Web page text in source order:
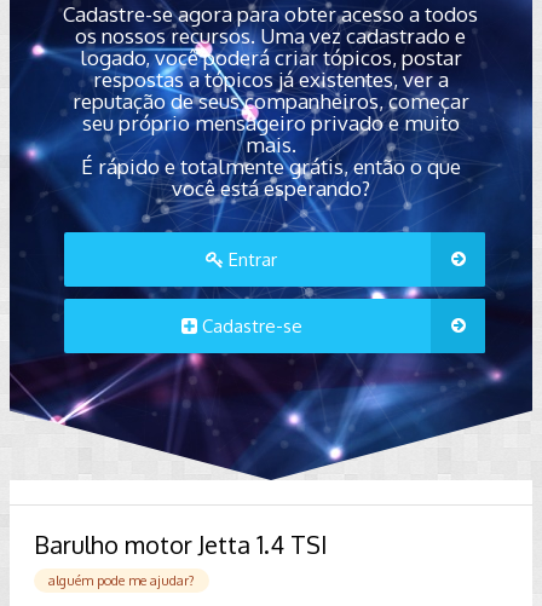
Cadastre-se agora para obter acesso a todos
os nossos recursos. Uma vez cadastrado e
logado, você poderá criar tópicos, postar
respostas a tópicos já existentes, ver a
reputação de seus companheiros, começar
seu próprio mensageiro privado e muito
mais.
É rápido e totalmente grátis, então o que
você está esperando?
Entrar
Cadastre-se
Barulho motor Jetta 1.4 TSI
alguém pode me ajudar?